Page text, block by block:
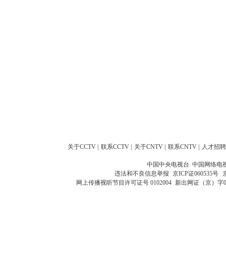
关于CCTV 联系CCTV 关于CNTV 联系CNTV 人才招聘
中国中央电视台 中国网络电
违法和不良信息举报 京ICP证060535号
网上传播视听节目许可证号 0102004 新出网证（京）